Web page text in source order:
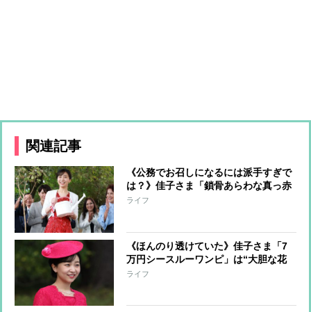
関連記事
《公務でお召しになるには派手すぎで
は？》佳子さま「鎖骨あらわな真っ赤
なワンピース」でコンサートへ「体の
ライフ
《ほんのり透けていた》佳子さま「7
万円シースルーワンピ」は“大胆な花
柄”で「自由にエモーショナルに」が
ライフ